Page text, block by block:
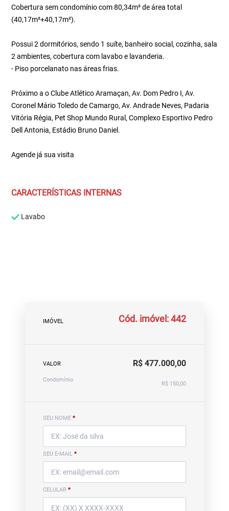
Cobertura sem condomínio com 80,34m² de área total
(40,17m²+40,17m²).
Possui 2 dormitórios, sendo 1 suíte, banheiro social, cozinha, sala
2 ambientes, cobertura com lavabo e lavanderia.
- Piso porcelanato nas áreas frias.
Próximo a o Clube Atlético Aramaçan, Av. Dom Pedro I, Av.
Coronel Mário Toledo de Camargo, Av. Andrade Neves, Padaria
Vitória Régia, Pet Shop Mundo Rural, Complexo Esportivo Pedro
Dell Antonia, Estádio Bruno Daniel.
Agende já sua visita
CARACTERÍSTICAS INTERNAS
Lavabo
IMÓVEL Cód. imóvel: 442
VALOR R$ 477.000,00
Condomínio
R$ 150,00
SEU NOME *
SEU E-MAIL *
CELULAR *